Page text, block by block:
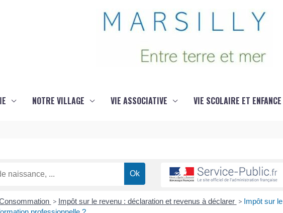
NOTRE VILLAGE VIE ASSOCIATIVE VIE SCOLAIRE ET ENFANCE
> Impôt sur le revenu : déclaration et revenus à déclarer > Impôt sur le